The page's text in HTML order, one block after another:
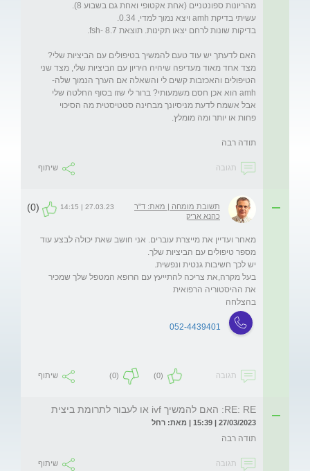
האם לדעתך יש עוד טעם להמשיך בטיפולים עם הביציות שלי?
מצד אחד מאוד מעדיפה שיהיה היריון עם הביציות שלי, מצד שני
הטיפולים והאכזבות קשים לי והשאלה אם הערך הנמוך שלה-
amh הוא אכן חסם משמעותי? ברור לי שזו בסוף החלטה שלי
אבל אשמח לדעת מניסיונך מבחינה סטטיסטית מה הסיכוי
תודה רבה
תגובה שיתוף
תשובת מומחה | מאת: ד"ר
כהנא אריק
27.03.23 | 14:15
(0)
מאחר ועדיין את מייצרת עוברים. אני חושב שאת יכולה לבצע עוד
בעל מקרה,את צריכה להתייעץ עם הרופא המטפל שלך שמכיר
בהצלחה
052-4439401
תגובה (0)
(0) שיתוף
RE: RE: האם להמשיך ivf או לעבור לתרומת ביצית
27/03/2023 | 15:39 | מאת: רחל
תודה רבה
תגובה שיתוף